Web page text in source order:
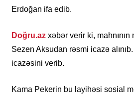
Erdoğan ifa edib.
Doğru.az xəbər verir ki,
Sezen Aksudan rəsmi icazə
icazəsini verib.
Kama Pekerin bu layihəsi sosial